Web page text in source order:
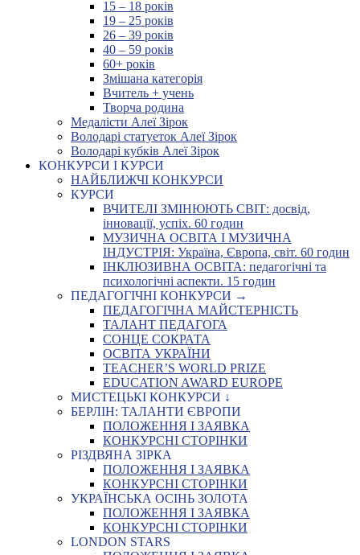
15 – 18 років
19 – 25 років
26 – 39 років
40 – 59 років
60+ років
Змішана категорія
Вчитель + учень
Творча родина
Медалісти Алеї Зірок
Володарі статуеток Алеї Зірок
Володарі кубків Алеї Зірок
КОНКУРСИ І КУРСИ
НАЙБЛИЖЧІ КОНКУРСИ
КУРСИ
ВЧИТЕЛІ ЗМІНЮЮТЬ СВІТ: досвід,
інновації, успіх. 60 годин
МУЗИЧНА ОСВІТА І МУЗИЧНА
ІНДУСТРІЯ: Україна, Європа, світ. 60 годин
ІНКЛЮЗИВНА ОСВІТА: педагогічні та
психологічні аспекти. 15 годин
ПЕДАГОГІЧНІ КОНКУРСИ →
ПЕДАГОГІЧНА МАЙСТЕРНІСТЬ
ТАЛАНТ ПЕДАГОГА
СОНЦЕ СОКРАТА
ОСВІТА УКРАЇНИ
TEACHER’S WORLD PRIZE
EDUCATION AWARD EUROPE
МИСТЕЦЬКІ КОНКУРСИ ↓
БЕРЛІН: ТАЛАНТИ ЄВРОПИ
ПОЛОЖЕННЯ І ЗАЯВКА
КОНКУРСНІ СТОРІНКИ
РІЗДВЯНА ЗІРКА
ПОЛОЖЕННЯ І ЗАЯВКА
КОНКУРСНІ СТОРІНКИ
УКРАЇНСЬКА ОСІНЬ ЗОЛОТА
ПОЛОЖЕННЯ І ЗАЯВКА
КОНКУРСНІ СТОРІНКИ
LONDON STARS